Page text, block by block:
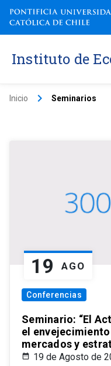
Instituto de
Inicio keyboard_arrow_right Seminarios
19 AGO
Conferencias
Seminario: “El
el
mercados y
19 de Agosto de